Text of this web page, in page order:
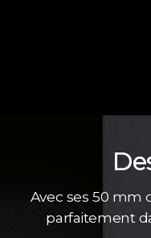
Avec ses 50 mm
parfaitement